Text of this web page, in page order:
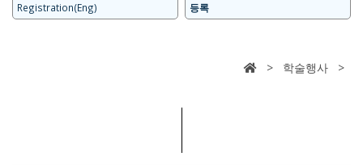
Registration(Eng) 등록
> 학술행사 >